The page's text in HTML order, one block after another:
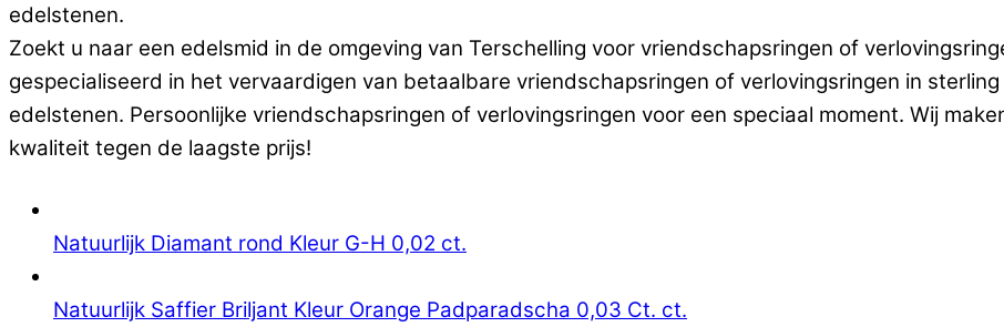
edelstenen.
Zoekt u naar een edelsmid in de omgeving van Terschelling voor vriendschapsringen of
gespecialiseerd in het vervaardigen van betaalbare vriendschapsringen of verlovingsringen in
edelstenen. Persoonlijke vriendschapsringen of verlovingsringen voor een speciaal moment. Wij
kwaliteit tegen de laagste prijs!
Natuurlijk Diamant rond Kleur G-H 0,02 ct.
Natuurlijk Saffier Briljant Kleur Orange Padparadscha 0,03 Ct. ct.